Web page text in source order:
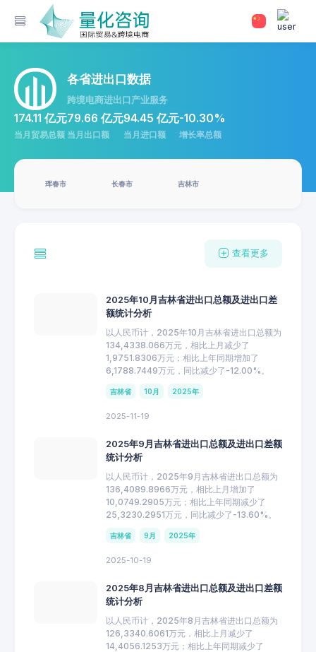
各省进出口数据
跨境电商进出口产业服务
174.11 亿元
当月贸易总额
79.66 亿元
当月出口额
94.45 亿元
当月进口额
-10.30%
增长率总额
珲春市 长春市 吉林市
查看更多
2025年10月吉林省进出口总额及进出口差
额统计分析
以人民币计，2025年10月吉林省进出口总额为
134,4338.066万元，相比上月减少了
1,9751.8306万元；相比上年同期增加了
6,1788.7449万元，同比减少了-12.00%。
吉林省 10月 2025年
2025-11-19
2025年9月吉林省进出口总额及进出口差额
统计分析
以人民币计，2025年9月吉林省进出口总额为
136,4089.8966万元，相比上月增加了
10,0749.2905万元；相比上年同期减少了
25,3230.2951万元，同比减少了-13.60%。
吉林省 9月 2025年
2025-10-19
2025年8月吉林省进出口总额及进出口差额
统计分析
以人民币计，2025年8月吉林省进出口总额为
126,3340.6061万元，相比上月减少了
14,4056.1253万元；相比上年同期减少了